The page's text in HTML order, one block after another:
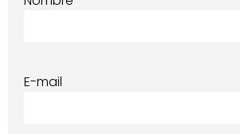
E-mail